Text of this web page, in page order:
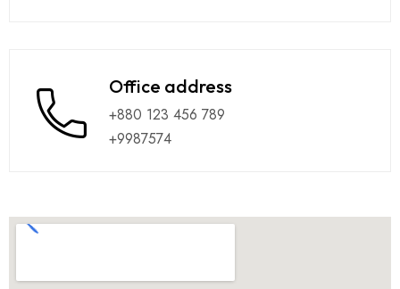
Office address
+880 123 456 789
+9987574